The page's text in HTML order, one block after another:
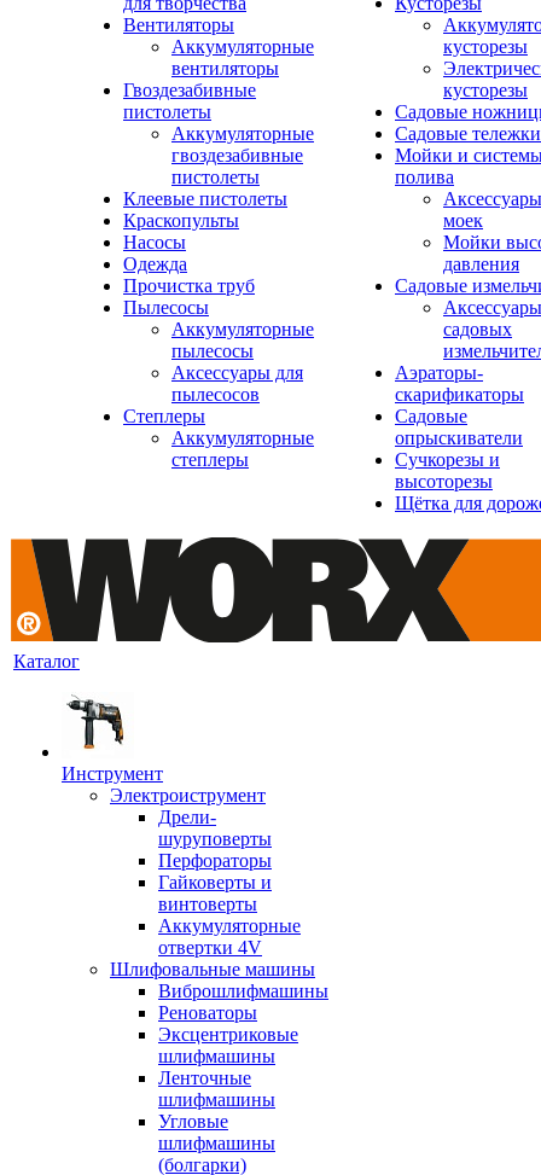
Вентиляторы
Аккумуляторные
вентиляторы
Гвоздезабивные
пистолеты
Аккумуляторные
гвоздезабивные
пистолеты
Клеевые пистолеты
Краскопульты
Насосы
Одежда
Прочистка труб
Пылесосы
Аккумуляторные
пылесосы
Аксессуары для
пылесосов
Степлеры
Аккумуляторные
степлеры
кусторезы
кусторезы
Садовые
Садовые тележки
Мойки и
полива
моек
Мойки
давления
Садовые
садовых
Аэраторы-
скарификаторы
Садовые
опрыскиватели
Сучкорезы и
высоторезы
Щётка для
Каталог
Инструмент
Электроиструмент
Дрели-
шуруповерты
Перфораторы
Гайковерты и
винтоверты
Аккумуляторные
отвертки 4V
Шлифовальные машины
Виброшлифмашины
Реноваторы
Эксцентриковые
шлифмашины
Ленточные
шлифмашины
Угловые
шлифмашины
(болгарки)